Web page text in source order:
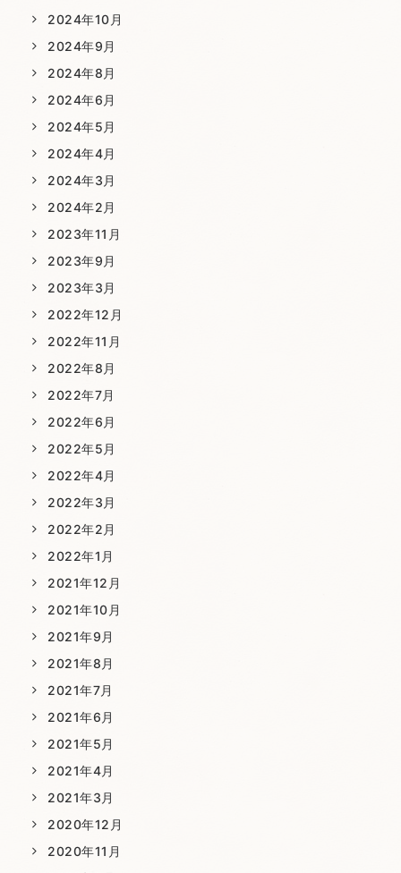
2024年10月
2024年9月
2024年8月
2024年6月
2024年5月
2024年4月
2024年3月
2024年2月
2023年11月
2023年9月
2023年3月
2022年12月
2022年11月
2022年8月
2022年7月
2022年6月
2022年5月
2022年4月
2022年3月
2022年2月
2022年1月
2021年12月
2021年10月
2021年9月
2021年8月
2021年7月
2021年6月
2021年5月
2021年4月
2021年3月
2020年12月
2020年11月